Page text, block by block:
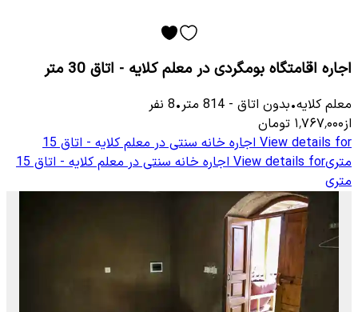
اجاره اقامتگاه بومگردی در معلم کلایه - اتاق 30 متر
معلم كلایه•بدون اتاق -
814 متر•
8 نفر
از۱٬۷۶۷٬۰۰۰ تومان
View details for
اجاره خانه سنتی در معلم کلایه - اتاق 15
متریView details for
اجاره خانه سنتی در معلم کلایه - اتاق 15
متری